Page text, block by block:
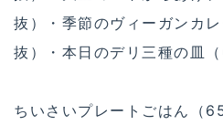
抜）・季節のヴィーガンカ
抜）・本日のデリ三種の皿
ちいさいプレートごはん（